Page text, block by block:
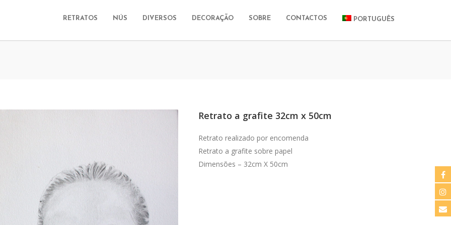
RETRATOS NÚS DIVERSOS DECORAÇÃO SOBRE CONTACTOS PORTUGUÊS
Retrato a grafite 32cm x 50cm
Retrato realizado por encomenda
Retrato a grafite sobre papel
Dimensões – 32cm X 50cm